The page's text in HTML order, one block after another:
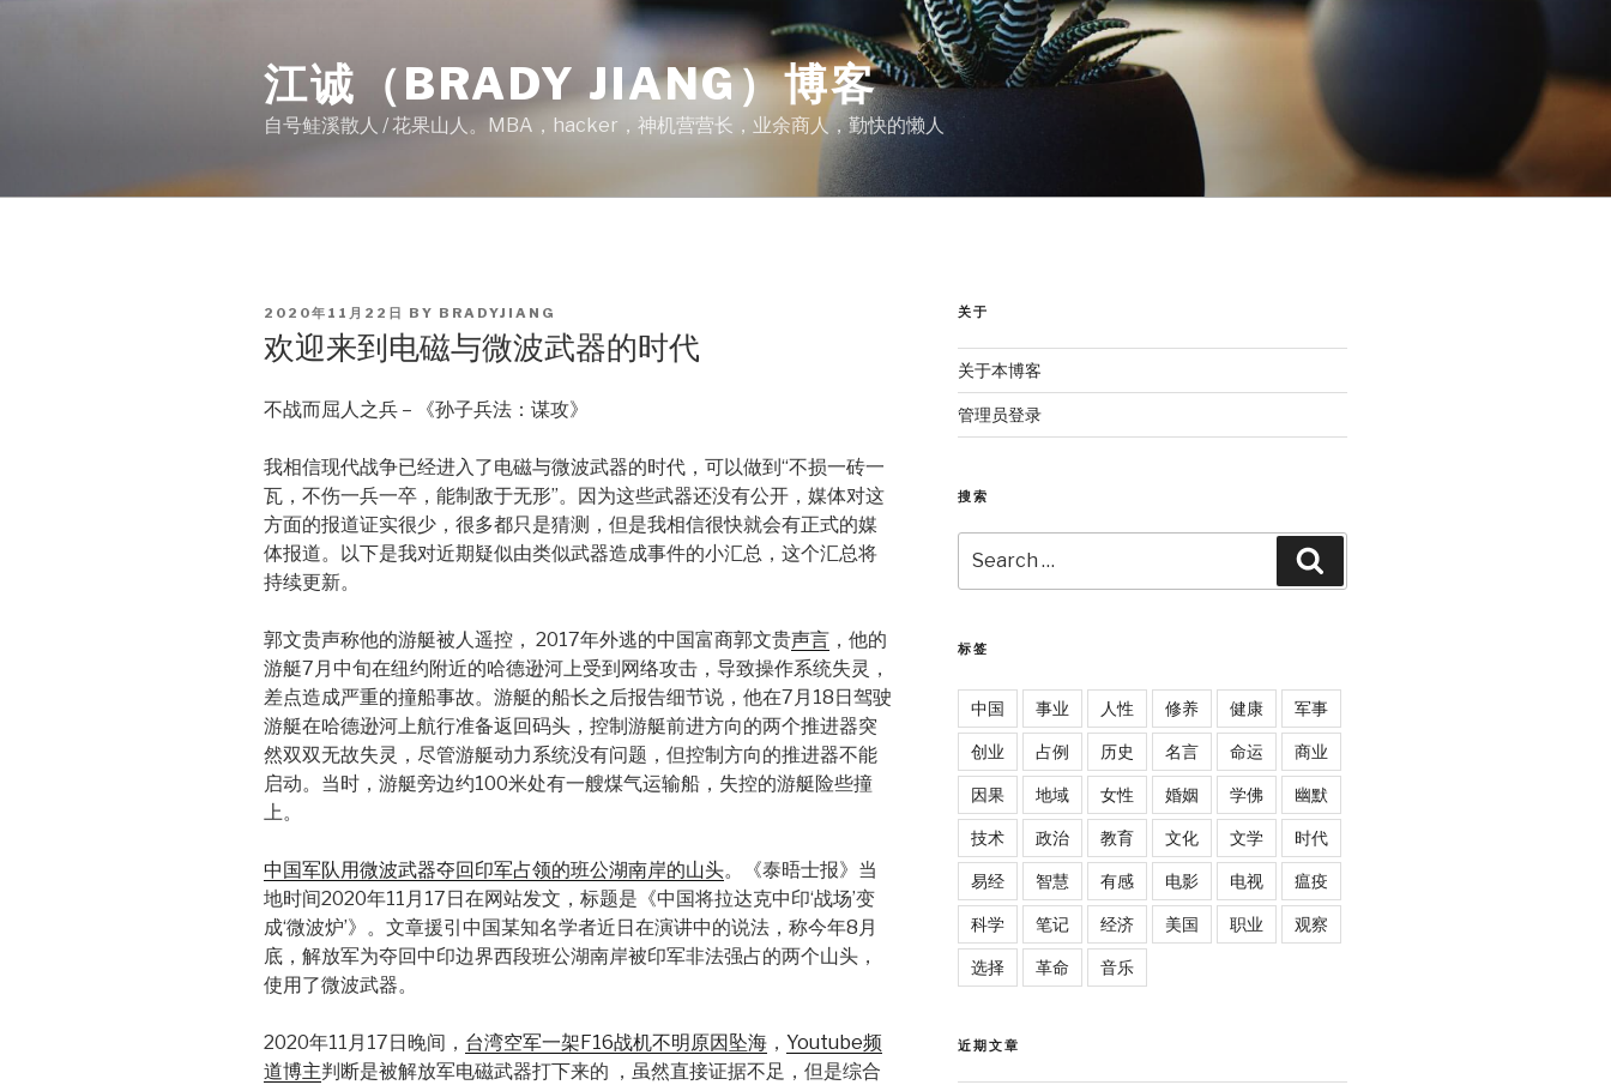
江诚（BRADY JIANG）博客
自号鲑溪散人 / 花果山人。MBA，hacker，神机营营长，业余商人，勤快的懒人
POSTED
ON
2020年11月22日 BY BRADYJIANG
欢迎来到电磁与微波武器的时代
不战而屈人之兵 – 《孙子兵法：谋攻》
我相信现代战争已经进入了电磁与微波武器的时代，可以做到“不损一砖一
瓦，不伤一兵一卒，能制敌于无形”。因为这些武器还没有公开，媒体对这
方面的报道证实很少，很多都只是猜测，但是我相信很快就会有正式的媒
体报道。以下是我对近期疑似由类似武器造成事件的小汇总，这个汇总将
持续更新。
郭文贵声称他的游艇被人遥控， 2017年外逃的中国富商郭文贵声言 ，他的
游艇7月中旬在纽约附近的哈德逊河上受到网络攻击，导致操作系统失灵，
差点造成严重的撞船事故。游艇的船长之后报告细节说，他在7月18日驾驶
游艇在哈德逊河上航行准备返回码头，控制游艇前进方向的两个推进器突
然双双无故失灵，尽管游艇动力系统没有问题，但控制方向的推进器不能
启动。当时，游艇旁边约100米处有一艘煤气运输船，失控的游艇险些撞
上。
中国军队用微波武器夺回印军占领的班公湖南岸的山头。《泰晤士报》当
地时间2020年11月17日在网站发文，标题是《中国将拉达克中印‘战场’变
成‘微波炉’》。文章援引中国某知名学者近日在演讲中的说法，称今年8月
底，解放军为夺回中印边界西段班公湖南岸被印军非法强占的两个山头，
使用了微波武器。
2020年11月17日晚间， 台湾空军一架F16战机不明原因坠海 ， Youtube频
道博主判断是被解放军电磁武器打下来的 ，虽然直接证据不足，但是综合
关于
关于本博客
管理员登录
搜索
for:
标签
中国 事业 人性 修养 健康 军事
创业 占例 历史 名言 命运 商业
因果 地域 女性 婚姻 学佛 幽默
技术 政治 教育 文化 文学 时代
易经 智慧 有感 电影 电视 瘟疫
科学 笔记 经济 美国 职业 观察
选择 革命 音乐
近期文章